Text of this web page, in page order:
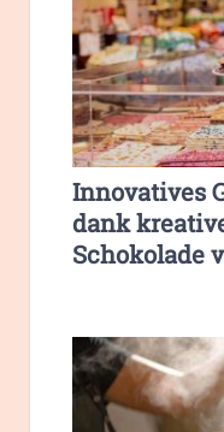
Innovatives
dank
Schokolade